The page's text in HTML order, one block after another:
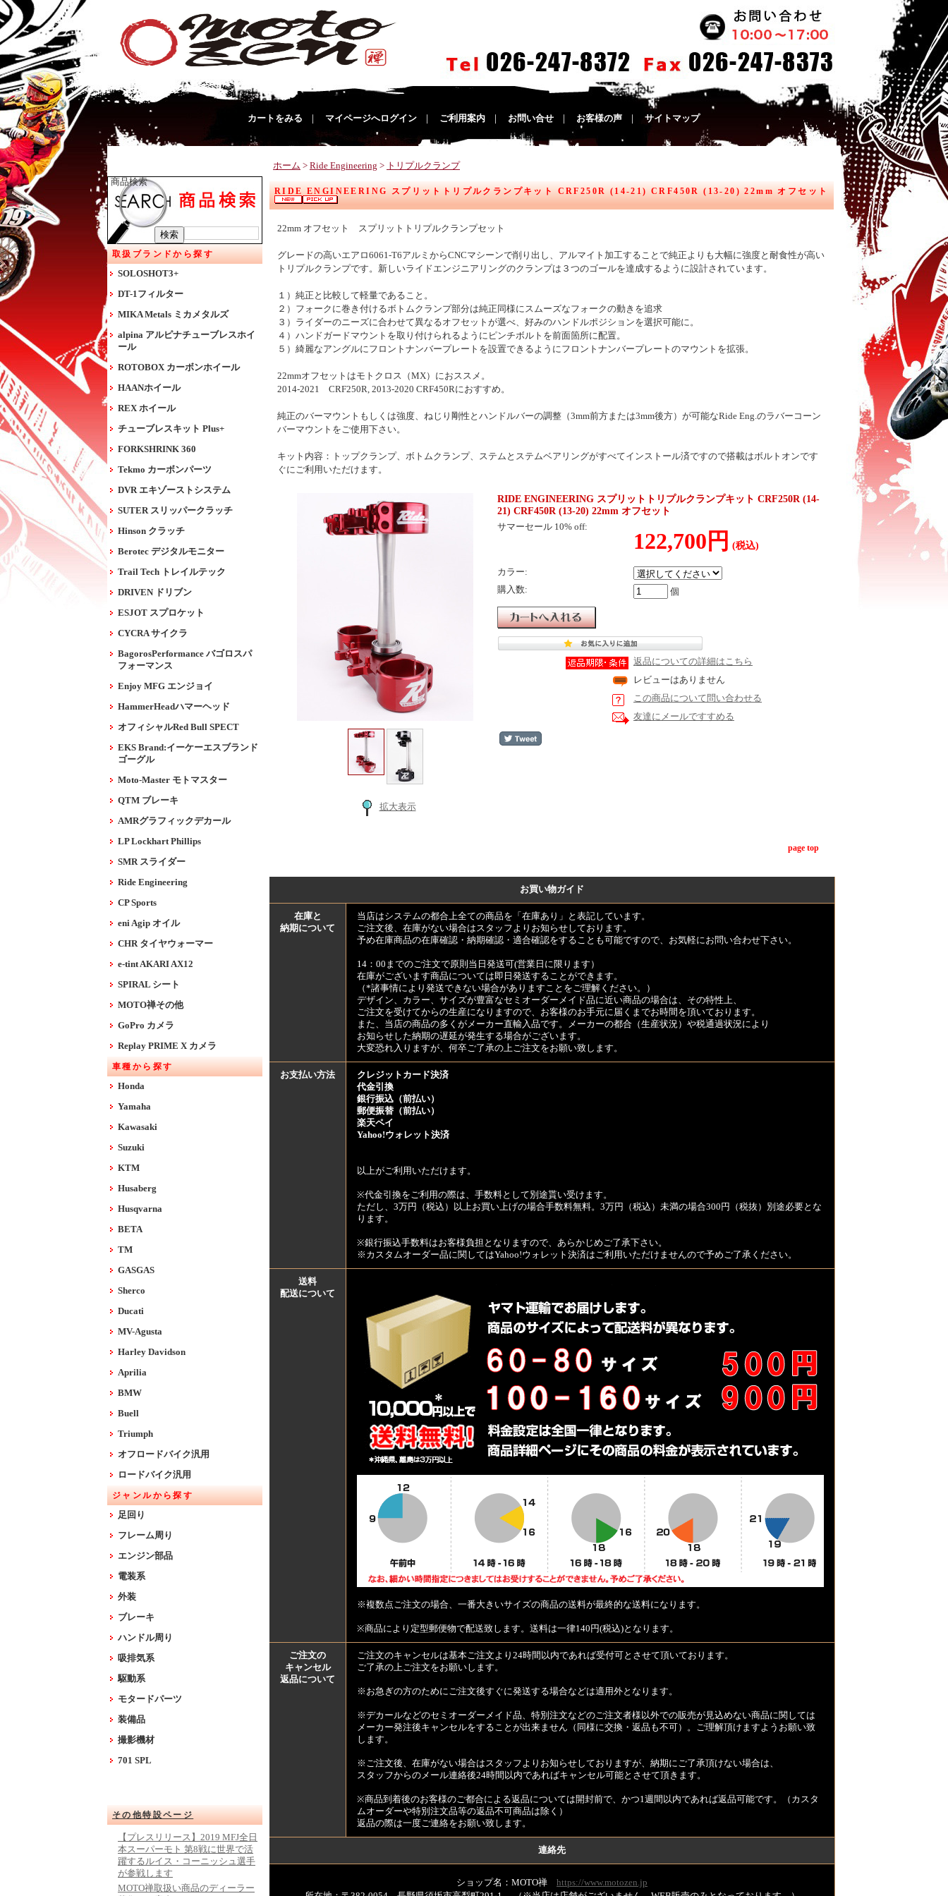
カートをみる マイページへログイン ご利用案内 お問い合せ お客様の声 サイトマップ
商品検索
取扱ブランドから探す
SOLOSHOT3+
DT-1フィルター
MIKA Metals ミカメタルズ
alpina アルピナチューブレスホイ
ール
ROTOBOX カーボンホイール
HAANホイール
REX ホイール
チューブレスキット Plus+
FORKSHRINK 360
Tekmo カーボンパーツ
DVR エキゾーストシステム
SUTER スリッパークラッチ
Hinson クラッチ
Berotec デジタルモニター
Trail Tech トレイルテック
DRIVEN ドリブン
ESJOT スプロケット
CYCRA サイクラ
BagorosPerformance バゴロスパ
フォーマンス
Enjoy MFG エンジョイ
HammerHeadハマーヘッド
オフィシャルRed Bull SPECT
EKS Brand:イーケーエスブランド
ゴーグル
Moto-Master モトマスター
QTM ブレーキ
AMRグラフィックデカール
LP Lockhart Phillips
SMR スライダー
Ride Engineering
CP Sports
eni Agip オイル
CHR タイヤウォーマー
e-tint AKARI AX12
SPIRAL シート
MOTO禅その他
GoPro カメラ
Replay PRIME X カメラ
車種から探す
Honda
Yamaha
Kawasaki
Suzuki
KTM
Husaberg
Husqvarna
BETA
TM
GASGAS
Sherco
Ducati
MV-Agusta
Harley Davidson
Aprilia
BMW
Buell
Triumph
オフロードバイク汎用
ロードバイク汎用
ジャンルから探す
足回り
フレーム周り
エンジン部品
電装系
外装
ブレーキ
ハンドル周り
吸排気系
駆動系
モタードパーツ
装備品
撮影機材
701 SPL
その他特設ページ
【プレスリリース】2019 MFJ全日
本スーパーモト 第8戦に世界で活
躍するルイス・コーニッシュ選手
が参戦します
MOTO禅取扱い商品のディーラー
ホーム > Ride Engineering > トリプルクランプ
RIDE ENGINEERING スプリットトリプルクランプキット CRF250R (14-21) CRF450R (13-20) 22mm オフセット
22mm オフセット スプリットトリプルクランプセット
グレードの高いエアロ6061-T6アルミからCNCマシーンで削り出し、アルマイト加工することで純正よりも大幅に強度と耐食性が高い
トリプルクランプです。新しいライドエンジニアリングのクランプは３つのゴールを達成するように設計されています。
１）純正と比較して軽量であること。
２）フォークに巻き付けるボトムクランプ部分は純正同様にスムーズなフォークの動きを追求
３）ライダーのニーズに合わせて異なるオフセットが選べ、好みのハンドルポジションを選択可能に。
４）ハンドガードマウントを取り付けられるようにピンチボルトを前面箇所に配置。
５）綺麗なアングルにフロントナンバープレートを設置できるようにフロントナンバープレートのマウントを拡張。
22mmオフセットはモトクロス（MX）におススメ。
2014-2021 CRF250R, 2013-2020 CRF450Rにおすすめ。
純正のバーマウントもしくは強度、ねじり剛性とハンドルバーの調整（3mm前方または3mm後方）が可能なRide Eng.のラバーコーン
バーマウントをご使用下さい。
キット内容：トップクランプ、ボトムクランプ、ステムとステムベアリングがすべてインストール済ですので搭載はボルトオンです
ぐにご利用いただけます。
拡大表示
RIDE ENGINEERING スプリットトリプルクランプキット CRF250R (14-
21) CRF450R (13-20) 22mm オフセット
サマーセール 10% off:
122,700円 (税込)
カラー:
購入数:
個
返品についての詳細はこちら
レビューはありません
この商品について問い合わせる
友達にメールですすめる
page top
お買い物ガイド
在庫と
納期について
当店はシステムの都合上全ての商品を「在庫あり」と表記しています。
ご注文後、在庫がない場合はスタッフよりお知らせしております。
予め在庫商品の在庫確認・納期確認・適合確認をすることも可能ですので、お気軽にお問い合わせ下さい。
14：00までのご注文で原則当日発送可(営業日に限ります）
在庫がございます商品については即日発送することができます。
（*諸事情により発送できない場合がありますことをご理解ください。）
デザイン、カラー、サイズが豊富なセミオーダーメイド品に近い商品の場合は、その特性上、
ご注文を受けてからの生産になりますので、お客様のお手元に届くまでお時間を頂いております。
また、当店の商品の多くがメーカー直輸入品です。メーカーの都合（生産状況）や税通過状況により
お知らせした納期の遅延が発生する場合がございます。
大変恐れ入りますが、何卒ご了承の上ご注文をお願い致します。
お支払い方法
クレジットカード決済
代金引換
銀行振込（前払い）
郵便振替（前払い）
楽天ペイ
Yahoo!ウォレット決済
以上がご利用いただけます。
※代金引換をご利用の際は、手数料として別途貰い受けます。
ただし、3万円（税込）以上お買い上げの場合手数料無料。3万円（税込）未満の場合300円（税抜）別途必要とな
ります。
※銀行振込手数料はお客様負担となりますので、あらかじめご了承下さい。
※カスタムオーダー品に関してはYahoo!ウォレット決済はご利用いただけませんので予めご了承ください。
送料
配送について
※複数点ご注文の場合、一番大きいサイズの商品の送料が最終的な送料になります。
※商品により定型郵便物で配送致します。送料は一律140円(税込)となります。
ご注文の
キャンセル
返品について
ご注文のキャンセルは基本ご注文より24時間以内であれば受付可とさせて頂いております。
ご了承の上ご注文をお願いします。
※お急ぎの方のためにご注文後すぐに発送する場合などは適用外となります。
※デカールなどのセミオーダーメイド品、特別注文などのご注文者様以外での販売が見込めない商品に関しては
メーカー発注後キャンセルをすることが出来ません（同様に交換・返品も不可）。ご理解頂けますようお願い致
します。
※ご注文後、在庫がない場合はスタッフよりお知らせしておりますが、納期にご了承頂けない場合は、
スタッフからのメール連絡後24時間以内であればキャンセル可能とさせて頂きます。
※商品到着後のお客様のご都合による返品については開封前で、かつ1週間以内であれば返品可能です。（カスタ
ムオーダーや特別注文品等の返品不可商品は除く）
返品の際は一度ご連絡をお願い致します。
連絡先
ショップ名：MOTO禅 https://www.motozen.jp